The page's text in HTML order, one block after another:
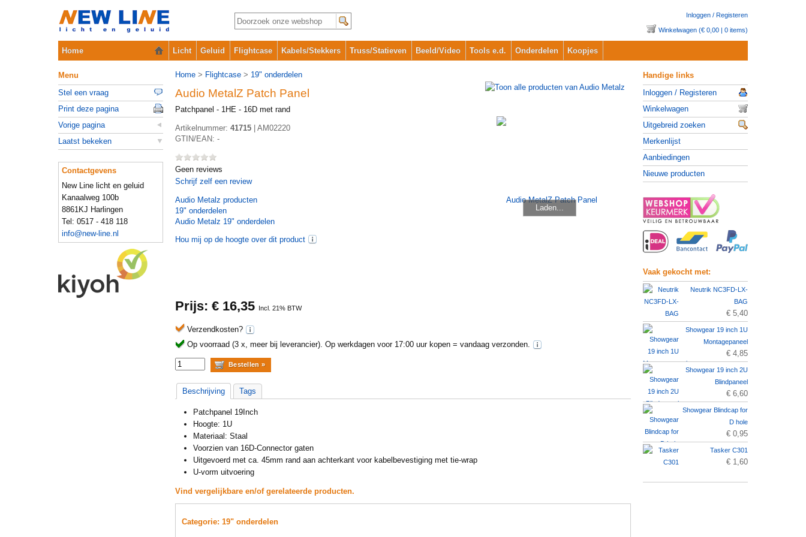
Inloggen / Registeren
Winkelwagen (€ 0,00 | 0 items)
Home Licht Geluid Flightcase Kabels/Stekkers Truss/Statieven Beeld/Video Tools e.d. Onderdelen Koopjes
Home > Flightcase > 19" onderdelen
Audio MetalZ Patch Panel
Patchpanel - 1HE - 16D met rand
Laden...
Artikelnummer: 41715
AM02220
GTIN/EAN: -
Geen reviews
Schrijf zelf een review
Audio Metalz producten
19" onderdelen
Audio Metalz 19" onderdelen
Hou mij op de hoogte over dit product
Prijs: € 16,35 Incl. 21% BTW
Verzendkosten?
Op voorraad (3 x, meer bij leverancier). Op werkdagen voor 17:00 uur kopen = vandaag verzonden.
Beschrijving Tags
Patchpanel 19Inch
Hoogte: 1U
Materiaal: Staal
Voorzien van 16D-Connector gaten
Uitgevoerd met ca. 45mm rand aan achterkant voor kabelbevestiging met tie-wrap
U-vorm uitvoering
Vind vergelijkbare en/of gerelateerde producten.
Categorie: 19" onderdelen
Menu
Stel een vraag
Print deze pagina
Vorige pagina
Laatst bekeken
Contactgevens
New Line licht en geluid
Kanaalweg 100b
8861KJ Harlingen
Tel: 0517 - 418 118
info@new-line.nl
Handige links
Inloggen / Registeren
Winkelwagen
Uitgebreid zoeken
Merkenlijst
Aanbiedingen
Nieuwe producten
Vaak gekocht met:
Neutrik NC3FD-LX-
BAG
€ 5,40
Showgear 19 inch 1U
Montagepaneel
€ 4,85
Showgear 19 inch 2U
Blindpaneel
€ 6,60
Showgear Blindcap for
D hole
€ 0,95
Tasker C301
€ 1,60